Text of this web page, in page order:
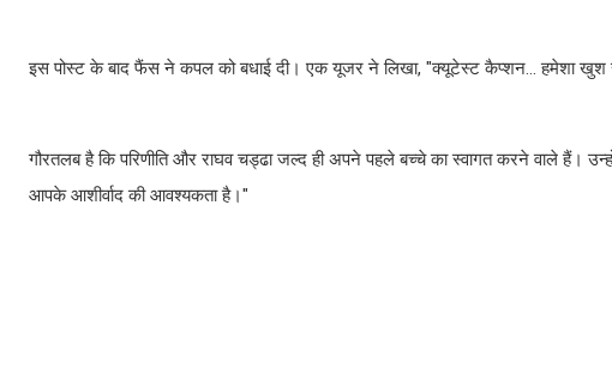
इस पोस्ट के बाद फैंस ने कपल को बधाई दी। एक यूजर ने लिखा, "क्यूटेस्ट कैप्शन… हमेशा खुश
गौरतलब है कि परिणीति और राघव चड्ढा जल्द ही अपने पहले बच्चे का स्वागत करने वाले हैं।
आपके आशीर्वाद की आवश्यकता है।"